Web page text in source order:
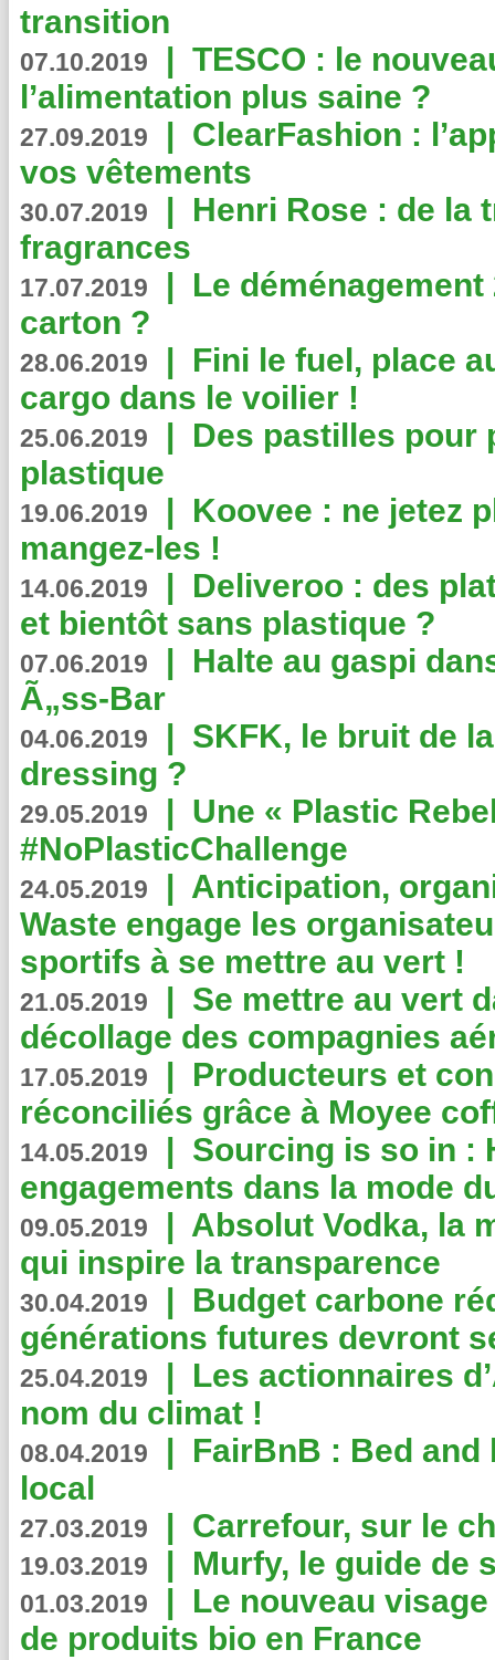
transition
07.10.2019 | TESCO : le
l’alimentation plus saine ?
27.09.2019 | ClearFashion :
vos vêtements
30.07.2019 | Henri Rose : de la
fragrances
17.07.2019 | Le
carton ?
28.06.2019 | Fini le fuel, place
cargo dans le voilier !
25.06.2019 | Des pastilles pour
plastique
19.06.2019 | Koovee : ne jetez
mangez-les !
14.06.2019 | Deliveroo : des
et bientôt sans plastique ?
07.06.2019 | Halte au gaspi
Ã„ss-Bar
04.06.2019 | SKFK, le bruit de
dressing ?
29.05.2019 | Une « Plastic
#NoPlasticChallenge
24.05.2019 | Anticipation,
Waste engage les
sportifs à se mettre au vert !
21.05.2019 | Se mettre au vert
décollage des compagnies
17.05.2019 | Producteurs et
réconciliés grâce à Moyee
14.05.2019 | Sourcing is so in :
engagements dans la mode
09.05.2019 | Absolut Vodka, la
qui inspire la transparence
30.04.2019 | Budget carbone
générations futures devront
25.04.2019 | Les actionnaires
nom du climat !
08.04.2019 | FairBnB : Bed
local
27.03.2019 | Carrefour, sur le
19.03.2019 | Murfy, le guide de
01.03.2019 | Le nouveau
de produits bio en France